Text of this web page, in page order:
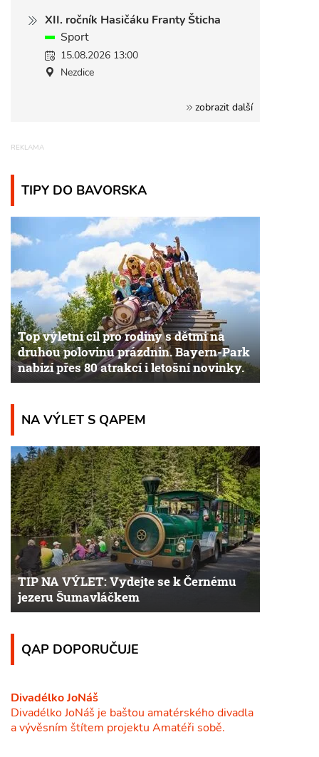
XII. ročník Hasičáku Franty Šticha
Sport
15.08.2026 13:00
Nezdice
zobrazit další
TIPY DO BAVORSKA
Top výletní cíl pro rodiny s dětmi na
druhou polovinu prázdnin. Bayern-Park
nabízí přes 80 atrakcí i letošní novinky.
NA VÝLET S QAPEM
TIP NA VÝLET: Vydejte se k Černému
jezeru Šumavláčkem
QAP DOPORUČUJE
Divadélko JoNáš
Divadélko JoNáš je baštou amatérského divadla
a vývěsním štítem projektu Amatéři sobě.